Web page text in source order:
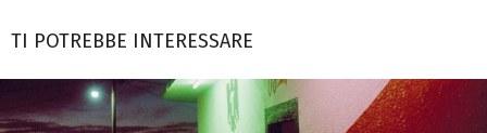
TI POTREBBE INTERESSARE